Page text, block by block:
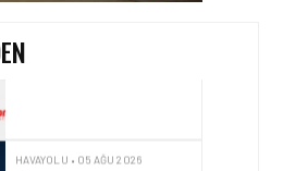
SONUÇLARI!